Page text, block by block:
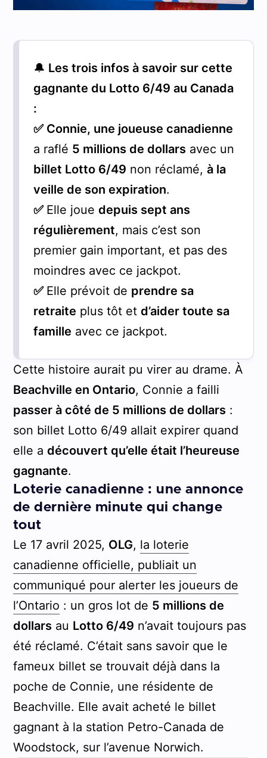
🔔 Les trois infos à savoir sur cette
gagnante du Lotto 6/49 au Canada
:
✅ Connie, une joueuse canadienne
a raflé 5 millions de dollarsavec un
billet Lotto 6/49 non réclamé, à la
veille de son expiration.
✅ Elle joue depuis sept ans
régulièrement, mais c’est son
premier gain important, et pas des
moindres avec ce jackpot.
✅ Elle prévoit de prendre sa
retraite plus tôt et d’aider toute sa
famille avec ce jackpot.
Cette histoire aurait pu virer au drame. À
Beachville en Ontario, Connie a failli
passer à côté de 5 millions de dollars:
son billet Lotto 6/49 allait expirer quand
elle a découvert qu’elle était l’heureuse
gagnante.
Loterie canadienne : une annonce
de dernière minute qui change
tout
Le 17 avril 2025, OLG, la loterie
canadienne officielle, publiait un
communiqué pour alerter les joueurs de
l’Ontario : un gros lot de 5 millions de
dollarsau Lotto 6/49 n’avait toujours pas
été réclamé. C’était sans savoir que le
fameux billet se trouvait déjà dans la
poche de Connie, une résidente de
Beachville. Elle avait acheté le billet
gagnant à la station Petro-Canada de
Woodstock, sur l’avenue Norwich.